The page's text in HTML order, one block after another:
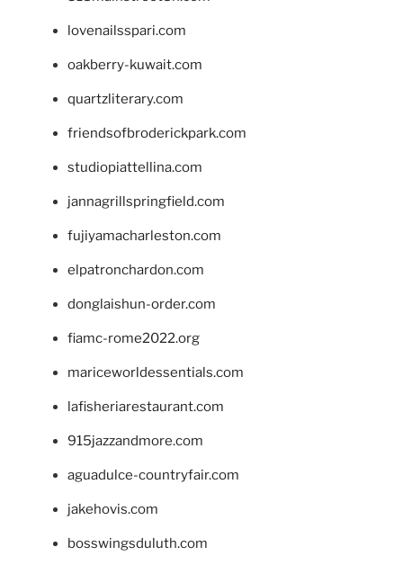
lovenailsspari.com
oakberry-kuwait.com
quartzliterary.com
friendsofbroderickpark.com
studiopiattellina.com
jannagrillspringfield.com
fujiyamacharleston.com
elpatronchardon.com
donglaishun-order.com
fiamc-rome2022.org
mariceworldessentials.com
lafisheriarestaurant.com
915jazzandmore.com
aguadulce-countryfair.com
jakehovis.com
bosswingsduluth.com